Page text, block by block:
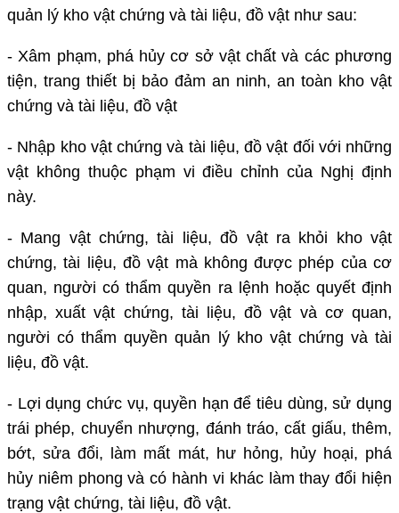
quản lý kho vật chứng và tài liệu, đồ vật như sau:
- Xâm phạm, phá hủy cơ sở vật chất và các phương
tiện, trang thiết bị bảo đảm an ninh, an toàn kho vật
chứng và tài liệu, đồ vật
- Nhập kho vật chứng và tài liệu, đồ vật đối với những
vật không thuộc phạm vi điều chỉnh của Nghị định
này.
- Mang vật chứng, tài liệu, đồ vật ra khỏi kho vật
chứng, tài liệu, đồ vật mà không được phép của cơ
quan, người có thẩm quyền ra lệnh hoặc quyết định
nhập, xuất vật chứng, tài liệu, đồ vật và cơ quan,
người có thẩm quyền quản lý kho vật chứng và tài
liệu, đồ vật.
- Lợi dụng chức vụ, quyền hạn để tiêu dùng, sử dụng
trái phép, chuyển nhượng, đánh tráo, cất giấu, thêm,
bớt, sửa đổi, làm mất mát, hư hỏng, hủy hoại, phá
hủy niêm phong và có hành vi khác làm thay đổi hiện
trạng vật chứng, tài liệu, đồ vật.